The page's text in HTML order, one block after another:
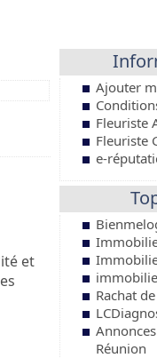
et
Ajouter
Fleuriste
Fleuriste
e-
Rachat
Réunion